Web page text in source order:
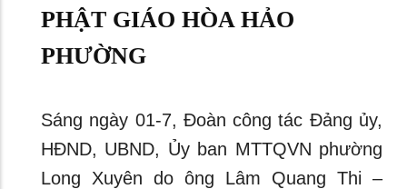
PHẬT GIÁO HÒA HẢO
PHƯỜNG
Sáng ngày 01-7, Đoàn công tác Đảng ủy,
HĐND, UBND, Ủy ban MTTQVN phường
Long Xuyên do ông Lâm Quang Thi –